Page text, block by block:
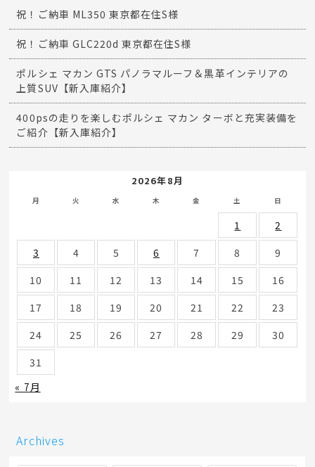
国産車
欧州車-その他
Recent entries
祝！ご納車 Mercedes Benz A250セダン 東京都在住I様
祝！ご納車 GLC220d 東京都在住S様
ポルシェ マカン GTS パノラマルーフ＆黒革インテリアの
400psの走りを楽しむポルシェ マカン ターボと充実装備を
ご紹介【新入庫紹介】
2026年8月
月 火 水 木 金 土 日
3
17